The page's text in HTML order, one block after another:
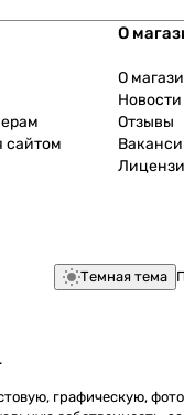
сайтом
О
О
Новости
Отзывы
Темная тема
.
графическую,